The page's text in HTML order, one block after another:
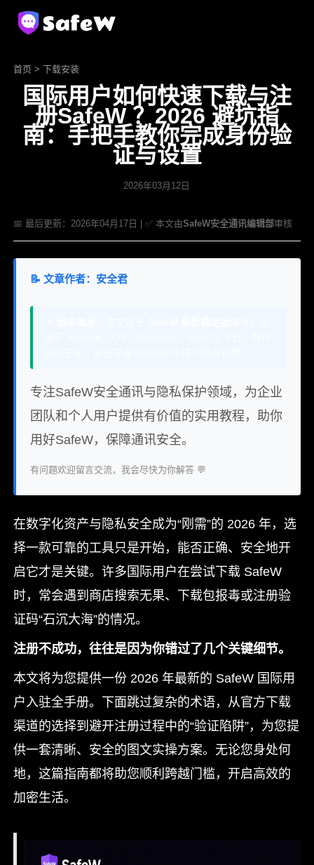
首页 > 下载安装
国际用户如何快速下载与注
册SafeW ？2026 避坑指
南：手把手教你完成身份验
证与设置
2026年03月12日
📅 最后更新：2026年04月17日 | ✅ 本文由SafeW安全通讯编辑部审核
📝 文章作者：安全君
专注SafeW安全通讯与隐私保护领域，为企业
团队和个人用户提供有价值的实用教程，助你
用好SafeW，保障通讯安全。
有问题欢迎留言交流，我会尽快为你解答 💬
在数字化资产与隐私安全成为“刚需”的 2026 年，选
择一款可靠的工具只是开始，能否正确、安全地开
启它才是关键。许多国际用户在尝试下载 SafeW
时，常会遇到商店搜索无果、下载包报毒或注册验
证码“石沉大海”的情况。
注册不成功，往往是因为你错过了几个关键细节。
本文将为您提供一份 2026 年最新的 SafeW 国际用
户入驻全手册。下面跳过复杂的术语，从官方下载
渠道的选择到避开注册过程中的“验证陷阱”，为您提
供一套清晰、安全的图文实操方案。无论您身处何
地，这篇指南都将助您顺利跨越门槛，开启高效的
加密生活。